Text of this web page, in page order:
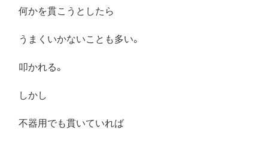
何かを貫こうとしたら
うまくいかないことも多い。
叩かれる。
しかし
不器用でも貫いていれば